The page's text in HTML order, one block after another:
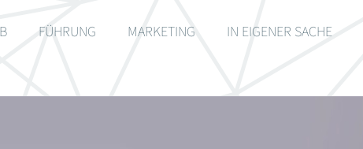
FÜHRUNG MARKETING IN EIGENER SACHE